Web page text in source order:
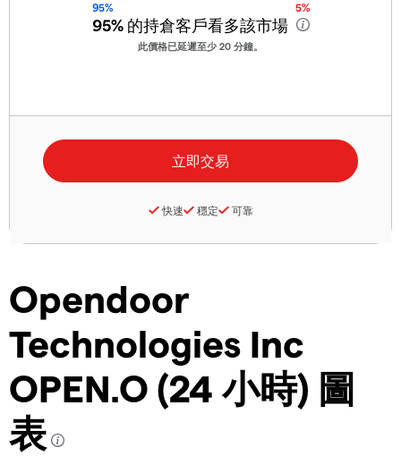
Opendoor
Technologies Inc
OPEN.O (24 小時) 圖
表
95%
5%
95%的持倉客戶看多該市場
此價格已延遲至少 20 分鐘。
快速 穩定 可靠